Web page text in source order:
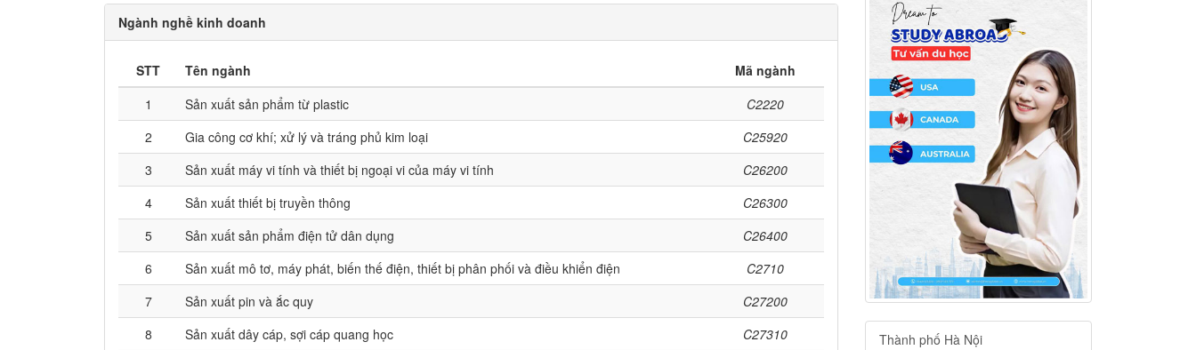
Ngành nghề kinh doanh
STT Tên ngành
Mã ngành
1
Sản xuất sản phẩm từ plastic
C2220
2
Gia công cơ khí; xử lý và tráng phủ kim loại
C25920
3
Sản xuất máy vi tính và thiết bị ngoại vi của máy vi tính
C26200
4
Sản xuất thiết bị truyền thông
C26300
5
Sản xuất sản phẩm điện tử dân dụng
C26400
6
Sản xuất mô tơ, máy phát, biến thế điện, thiết bị phân phối và điều khiển điện
C2710
7
Sản xuất pin và ắc quy
C27200
8
Sản xuất dây cáp, sợi cáp quang học
C27310
Thành phố Hà Nội